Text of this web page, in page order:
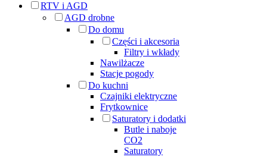
RTV i AGD
AGD drobne
Do domu
Części i akcesoria
Filtry i wkłady
Nawilżacze
Stacje pogody
Do kuchni
Czajniki elektryczne
Frytkownice
Saturatory i dodatki
Butle i naboje
CO2
Saturatory